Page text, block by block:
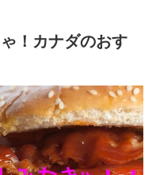
！カナダのおす